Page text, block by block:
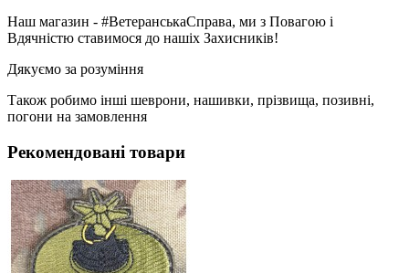
Наш магазин - #ВетеранськаСправа, ми з Повагою і
Вдячністю ставимося до нашіх Захисників!
Дякуємо за розуміння
Також робимо інші шеврони, нашивки, прізвища, позивні,
погони на замовлення
Рекомендовані товари